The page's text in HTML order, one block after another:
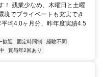
！ 残業少なめ、木曜日と土曜
境でプライベートも充実でき
均4.0ヶ月分、昨年度実績4.5
歓迎 固定時間制
経験不問
賞与年2回あり